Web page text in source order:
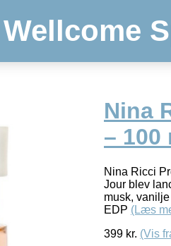
Wellcome
Nina
– 100
Nina Ricci
Jour blev
musk,
EDP (Læs
399 kr. (Vis